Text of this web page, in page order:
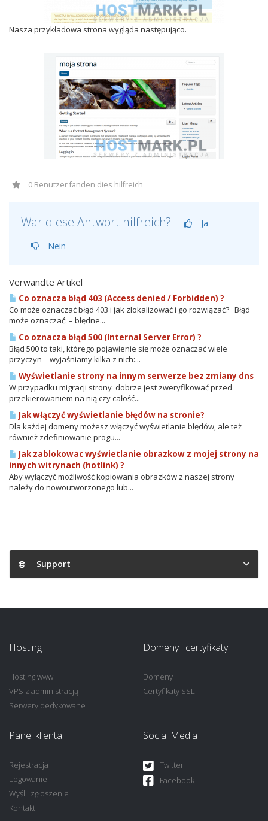
Nasza przykładowa strona wygląda następująco.
0 Benutzer fanden dies hilfreich
War diese Antwort hilfreich?
Ja
Nein
Verwandte Artikel
Co oznacza błąd 403 (Access denied / Forbidden) ?
Co może oznaczać błąd 403 i jak zlokalizować i go rozwiązać? Błąd
może oznaczać: – błędne...
Co oznacza błąd 500 (Internal Server Error) ?
Błąd 500 to taki, którego pojawienie się może oznaczać wiele
przyczyn – wyjaśniamy kilka z nich:...
Wyświetlanie strony na innym serwerze bez zmiany dns
W przypadku migracji strony dobrze jest zweryfikować przed
przekierowaniem na nią czy całość...
Jak włączyć wyświetlanie błędów na stronie?
Dla każdej domeny możesz włączyć wyświetlanie błędów, ale też
również zdefiniowanie progu...
Jak zablokowac wyświetlanie obrazkow z mojej strony na
innych witrynach (hotlink) ?
Aby wyłączyć możliwość kopiowania obrazków z naszej strony
należy do nowoutworzonego lub...
Support
Hosting
Hosting www
VPS z administracją
Serwery dedykowane
Domeny i certyfikaty
Domeny
Certyfikaty SSL
Panel klienta
Rejestracja
Logowanie
Wyślij zgłoszenie
Kontakt
Social Media
Twitter
Facebook